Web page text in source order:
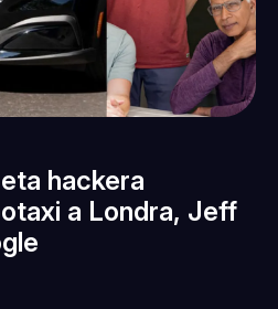
hackera
a Londra, Jeff